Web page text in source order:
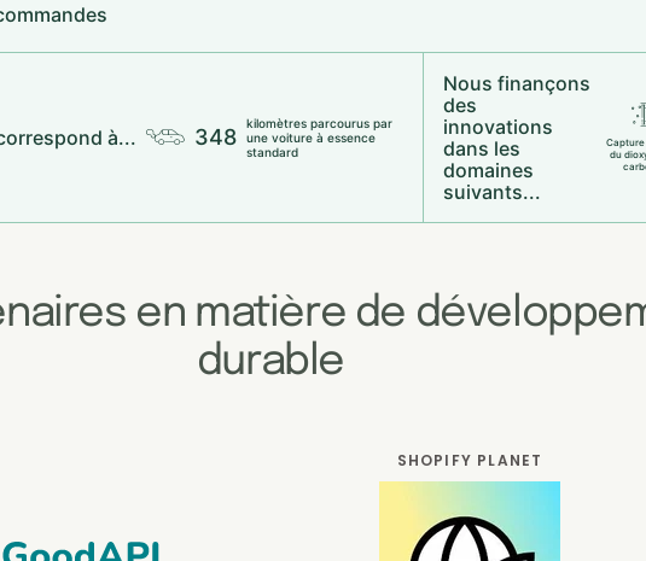
à... 348
kilomètres parcourus par
une voiture à essence
standard
Nous finançons
des
innovations
dans les
domaines
suivants...
du
en matière de
durable
SHOPIFY PLANET